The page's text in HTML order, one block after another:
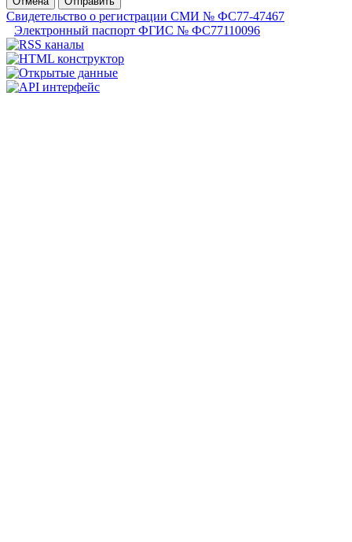
Свидетельство о регистрации СМИ № ФС77-47467
Электронный паспорт ФГИС № ФС77110096